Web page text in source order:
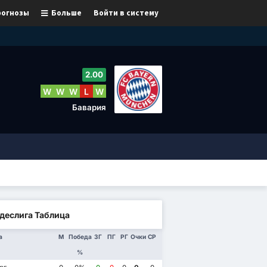
Войти в систему
Больше
2.00
W W W L W
Бавария
Таблица
М Победа
%
ЗГ ПГ РГ Очки СР